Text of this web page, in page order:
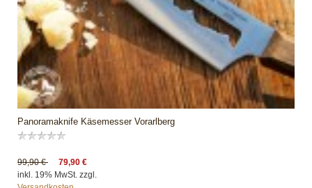
Panoramaknife Käsemesser Vorarlberg
99,90 €
79,90 €
inkl. 19% MwSt. zzgl.